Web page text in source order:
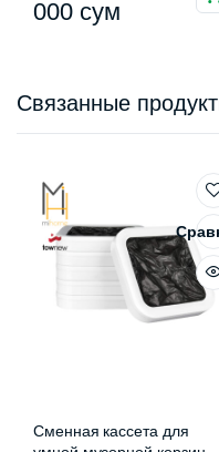
000 сум
Связанные
Сменная кассета для